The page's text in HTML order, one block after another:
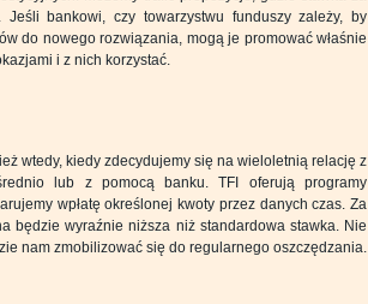
bankowi, czy towarzystwu funduszy zależy, by
do nowego rozwiązania, mogą je promować właśnie
i z nich korzystać.
wtedy, kiedy zdecydujemy się na wieloletnią relację z
lub z pomocą banku. TFI oferują programy
wpłatę określonej kwoty przez danych czas. Za
będzie wyraźnie niższa niż standardowa stawka. Nie
nam zmobilizować się do regularnego oszczędzania.